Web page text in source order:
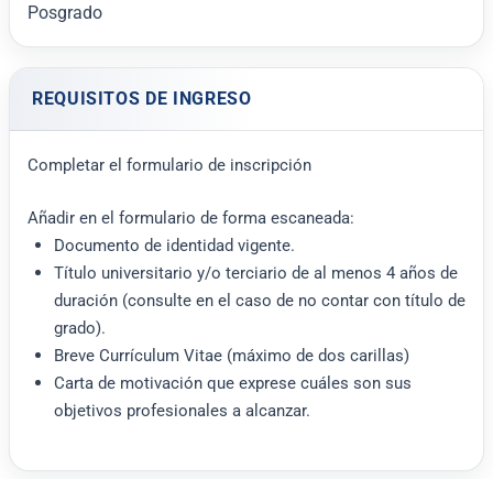
Posgrado
REQUISITOS DE INGRESO
Completar el formulario de inscripción
Añadir en el formulario de forma escaneada:
Documento de identidad vigente.
Título universitario y/o terciario de al menos 4 años de
duración (consulte en el caso de no contar con título de
grado).
Breve Currículum Vitae (máximo de dos carillas)
Carta de motivación que exprese cuáles son sus
objetivos profesionales a alcanzar.